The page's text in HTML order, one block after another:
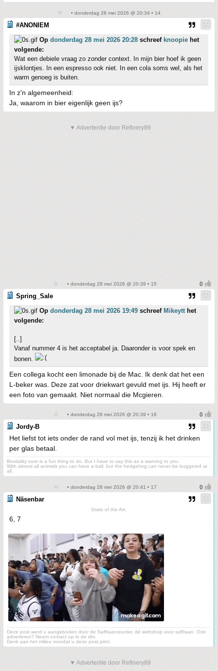
• donderdag 28 mei 2026 @ 20:34 • 14
#ANONIEM
Op donderdag 28 mei 2026 20:28 schreef knoopie het
volgende:
Wat een debiele vraag zo zonder context. In mijn bier hoef ik geen
ijsklontjes. In een espresso ook niet. In een cola soms wel, als het
warm genoeg is buiten.
In z'n algemeenheid:
Ja, waarom in bier eigenlijk geen ijs?
▼ Advertentie door Refinery89
• donderdag 28 mei 2026 @ 20:39 • 15
Spring_Sale
Op donderdag 28 mei 2026 19:49 schreef Mikeytt het
volgende:
[..]
Vanaf nummer 4 is het acceptabel ja. Daaronder is voor spek en
bonen.
Een collega kocht een limonade bij de Mac. Ik denk dat het een
L-beker was. Deze zat voor driekwart gevuld met ijs. Hij heeft er
een foto van gemaakt. Niet normaal die Mcgieren.
• donderdag 28 mei 2026 @ 20:39 • 16
Jordy-B
Het liefst tot iets onder de rand vol met ijs, tenzij ik het drinken
per glas betaal.
Bestiality sure is a fun thing to do. But I have to say this as a warning to you:
With almost all animals you can have a ball, but the hedgehog can never be buggered at
all.
• donderdag 28 mei 2026 @ 20:41 • 17
Näsenbar
State of the Art.
6, 7
Deze post werd u aangeboden door de Saffraanstunter, dé webshop voor saffraan. Ook
adverteren? Neem contact op in de dm.
Denk aan het milieu voordat u deze post print.
▼ Advertentie door Refinery89